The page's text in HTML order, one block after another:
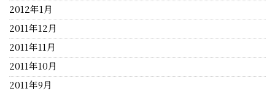
2012年1月
2011年12月
2011年11月
2011年10月
2011年9月